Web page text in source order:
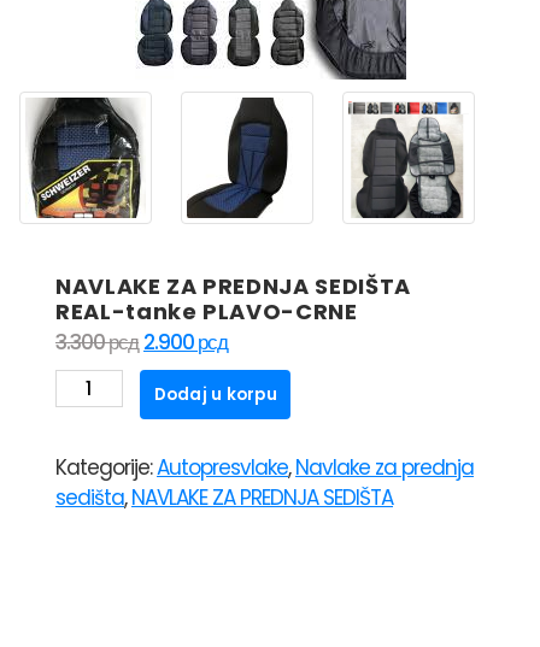
NAVLAKE ZA PREDNJA SEDIŠTA
REAL-tanke PLAVO-CRNE
3.300рсд Originalna
cena
je
3.300 рсд.
2.900рсдTrenutna
cena
je:
NAVLAKE
ZA
SEDIŠTA
REAL-
Dodaj u korpu
Kategorije:Autopresvlake,Navlake za prednja
sedišta,NAVLAKE ZA PREDNJA SEDIŠTA